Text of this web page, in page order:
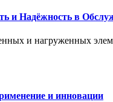
и Надёжность в
и нагруженных
и инновации